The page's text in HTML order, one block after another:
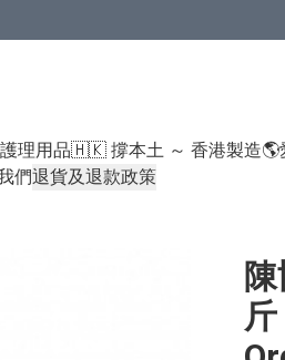
理用品🇭🇰 撐本土 ～ 香港製造🌎
們退貨及退款政策